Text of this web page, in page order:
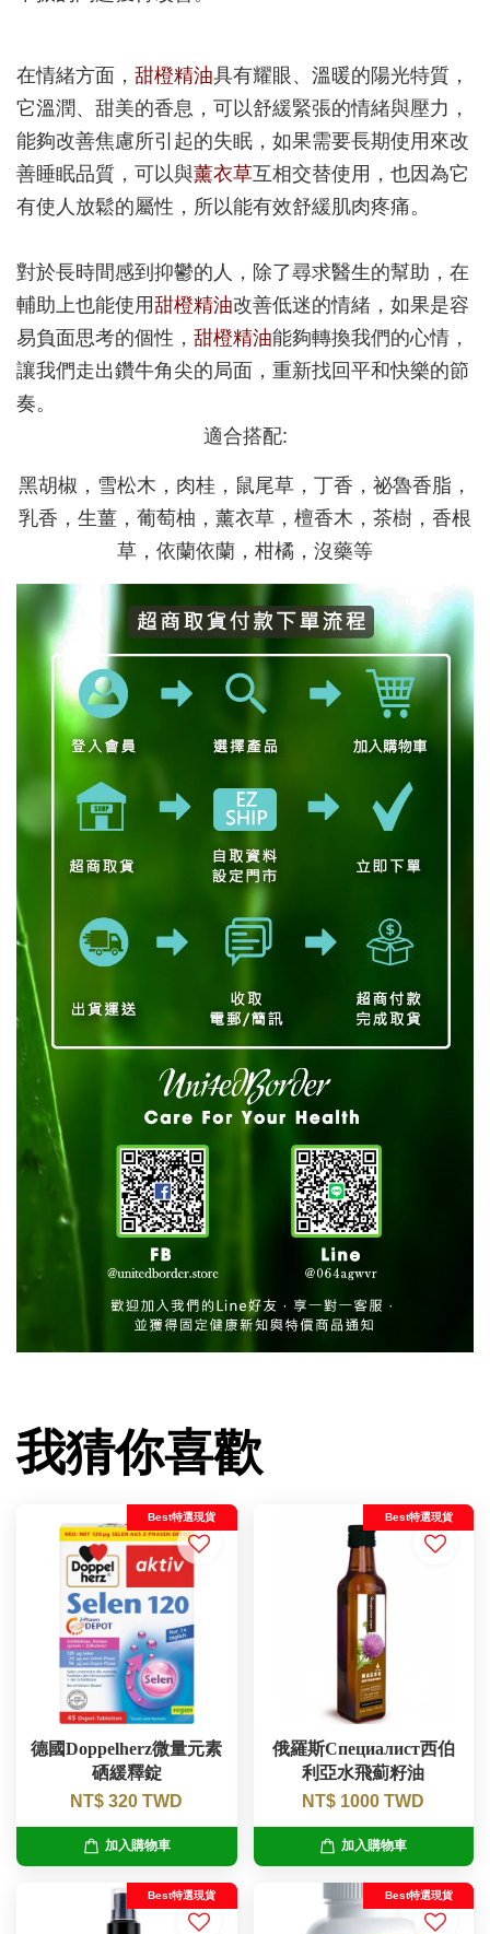
在情緒方面， 甜橙精油具有耀眼、溫暖的陽光特質，
它溫潤、甜美的香息，可以舒緩緊張的情緒與壓力，
能夠改善焦慮所引起的失眠，如果需要長期使用來改
善睡眠品質，可以與薰衣草互相交替使用，也因為它
有使人放鬆的屬性，所以能有效舒緩肌肉疼痛。
對於長時間感到抑鬱的人，除了尋求醫生的幫助，在
輔助上也能使用甜橙精油改善低迷的情緒，如果是容
易負面思考的個性， 甜橙精油能夠轉換我們的心情，
讓我們走出鑽牛角尖的局面，重新找回平和快樂的節
奏。
適合搭配:
黑胡椒，雪松木，肉桂，鼠尾草，丁香，祕魯香脂，
乳香，生薑，葡萄柚，薰衣草，檀香木，茶樹，香根
草，依蘭依蘭，柑橘，沒藥等
我猜你喜歡
Best特選現貨
德國Doppelherz微量元素
硒緩釋錠
NT$ 320 TWD
加入購物車
Best特選現貨
俄羅斯Специалист西伯
利亞水飛薊籽油
NT$ 1000 TWD
加入購物車
Best特選現貨 Best特選現貨